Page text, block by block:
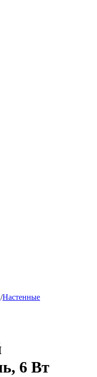
/Настенные
6 Вт